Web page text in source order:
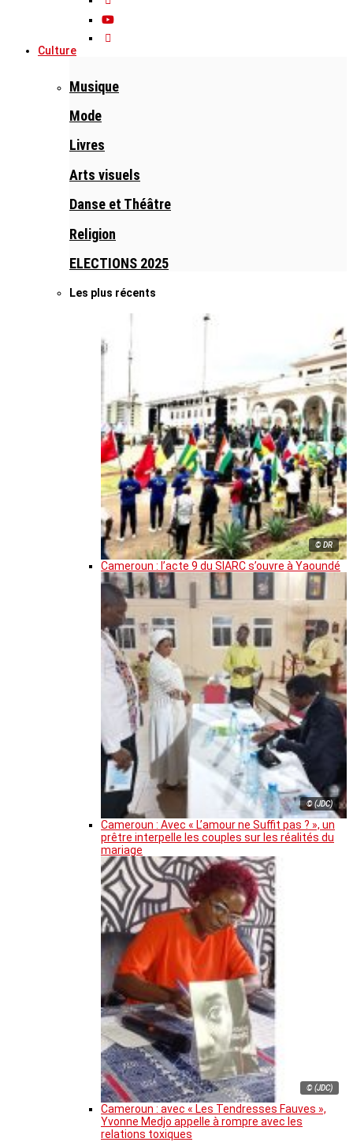
Culture
Musique
Mode
Livres
Arts visuels
Danse et Théâtre
Religion
ELECTIONS 2025
Les plus récents
© DR
Cameroun : l’acte 9 du SIARC s’ouvre à Yaoundé
© (JDC)
Cameroun : Avec « L’amour ne Suffit pas ? », un
prêtre interpelle les couples sur les réalités du
mariage
© (JDC)
Cameroun : avec « Les Tendresses Fauves »,
Yvonne Medjo appelle à rompre avec les
relations toxiques